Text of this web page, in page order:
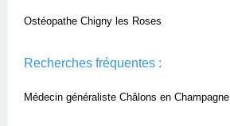
Ostéopathe Chigny les Roses
Recherches fréquentes :
Médecin généraliste Châlons en Champagne